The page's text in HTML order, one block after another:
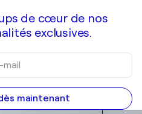
de cœur de nos
exclusives.
maintenant